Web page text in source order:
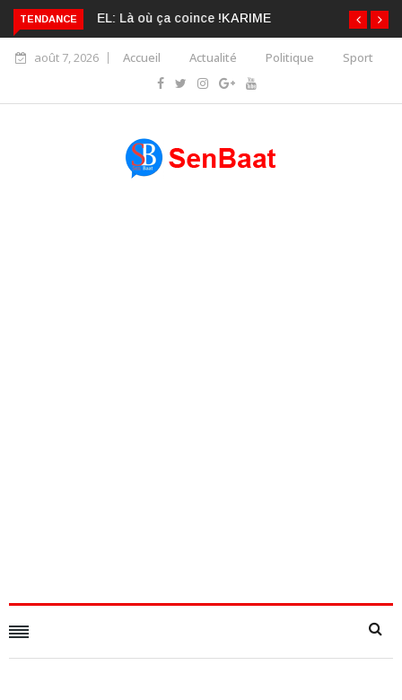
TENDANCE
KARIME WADE EST DÉJÀ BLANCHI PAR LA CONSCIENCE
COLLECTIVE DES SÉNÉGALAIS